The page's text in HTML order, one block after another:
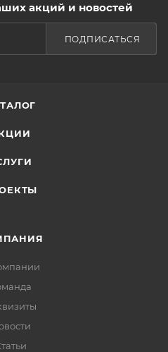
акций и новостей
ПОДПИСАТЬСЯ